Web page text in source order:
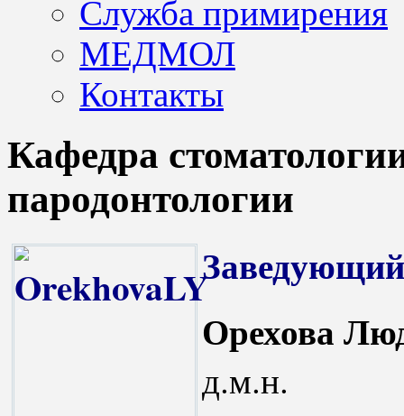
Служба примирения
МЕДМОЛ
Контакты
Кафедра
пародонтологии
Орехова
д.м.н.